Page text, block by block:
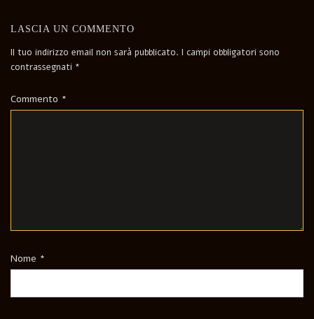
LASCIA UN COMMENTO
Il tuo indirizzo email non sarà pubblicato. I campi obbligatori sono
contrassegnati *
Commento *
Nome *